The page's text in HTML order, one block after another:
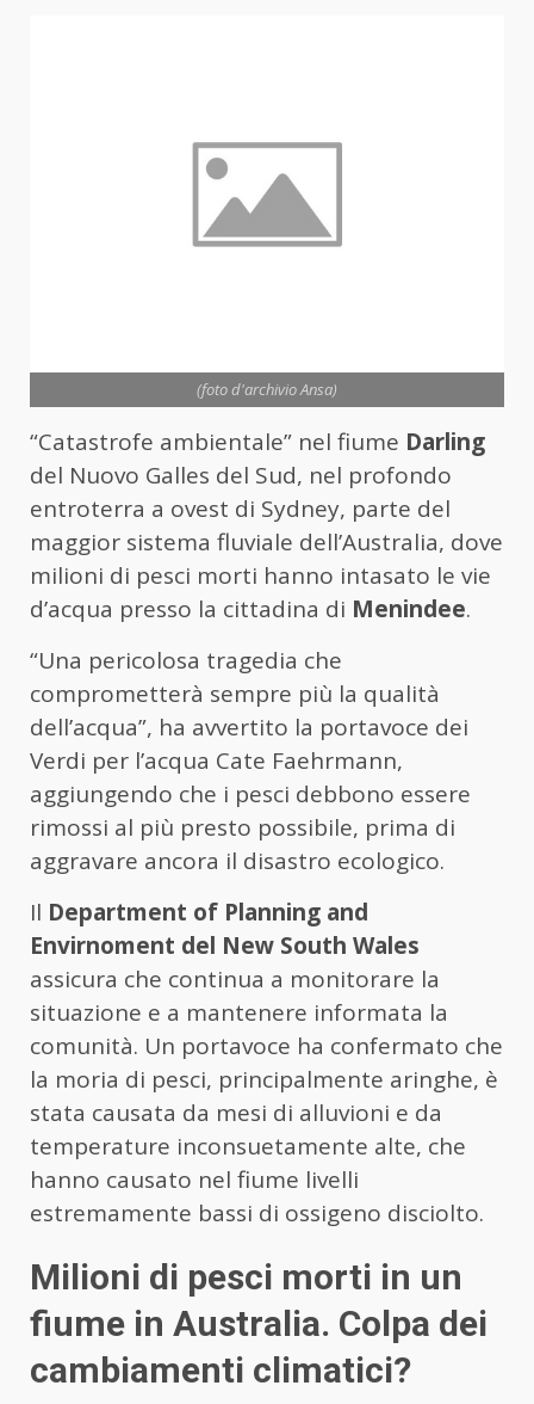
(foto d'archivio Ansa)
“Catastrofe ambientale” nel fiume Darling
del Nuovo Galles del Sud, nel profondo
entroterra a ovest di Sydney, parte del
maggior sistema fluviale dell’Australia, dove
milioni di pesci morti hanno intasato le vie
d’acqua presso la cittadina di Menindee.
“Una pericolosa tragedia che
comprometterà sempre più la qualità
dell’acqua”, ha avvertito la portavoce dei
Verdi per l’acqua Cate Faehrmann,
aggiungendo che i pesci debbono essere
rimossi al più presto possibile, prima di
aggravare ancora il disastro ecologico.
Il Department of Planning and
Envirnoment del New South Wales
assicura che continua a monitorare la
situazione e a mantenere informata la
comunità. Un portavoce ha confermato che
la moria di pesci, principalmente aringhe, è
stata causata da mesi di alluvioni e da
temperature inconsuetamente alte, che
hanno causato nel fiume livelli
estremamente bassi di ossigeno disciolto.
Milioni di pesci morti in un
fiume in Australia. Colpa dei
cambiamenti climatici?